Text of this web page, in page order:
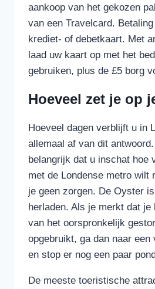
aankoop van het gekozen
van een Travelcard.
krediet- of debetkaart. Met
laad uw kaart op met het
gebruiken, plus de £5 borg
Hoeveel zet je op
Hoeveel dagen verblijft u in
allemaal af van dit
belangrijk dat u inschat hoe
met de Londense metro wilt
je geen zorgen. De Oyster
herladen. Als je merkt dat je
van het oorspronkelijk
opgebruikt, ga dan naar een
en stop er nog een paar
De meeste toeristische